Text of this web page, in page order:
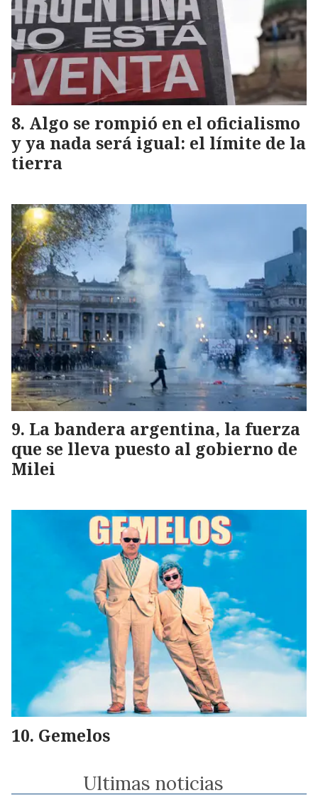
Algo se rompió en el oficialismo
y ya nada será igual: el límite de la
tierra
La bandera argentina, la fuerza
que se lleva puesto al gobierno de
Milei
Gemelos
Ultimas noticias